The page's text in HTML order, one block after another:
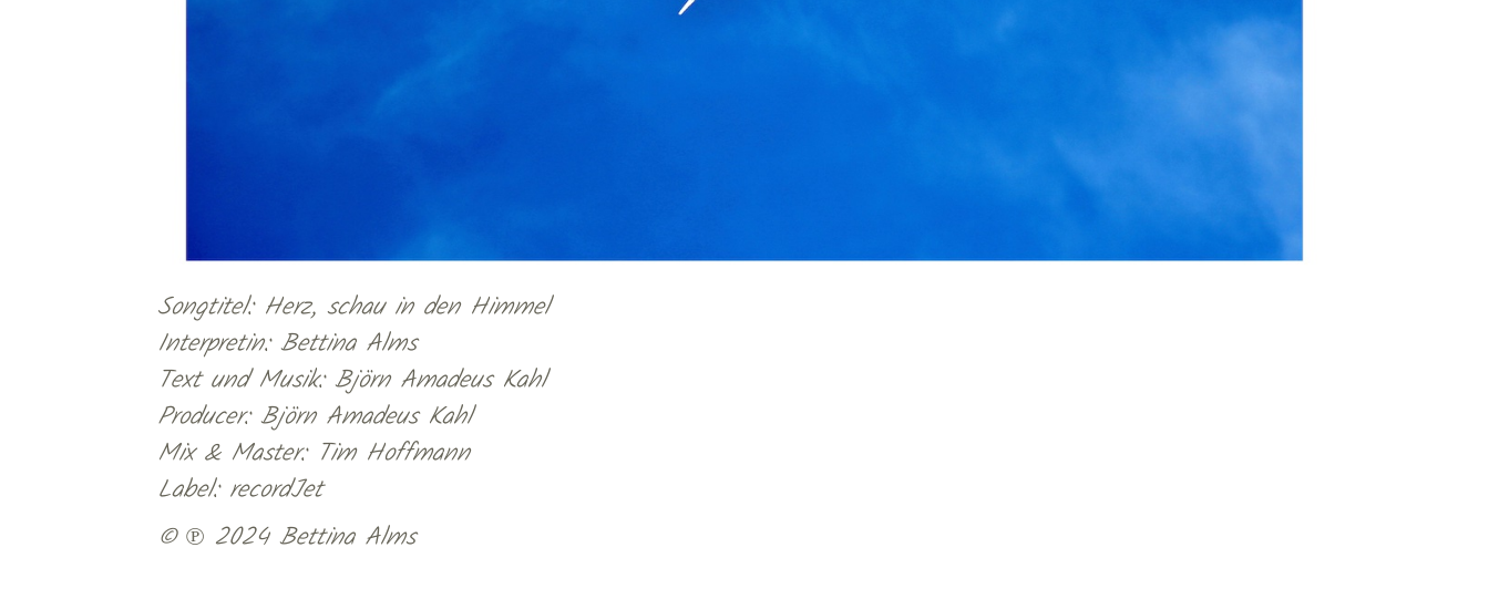
Songtitel: Herz, schau in den Himmel
Interpretin: Bettina Alms
Text und Musik: Björn Amadeus Kahl
Producer: Björn Amadeus Kahl
Mix & Master: Tim Hoffmann
Label: recordJet
© ℗ 2024 Bettina Alms